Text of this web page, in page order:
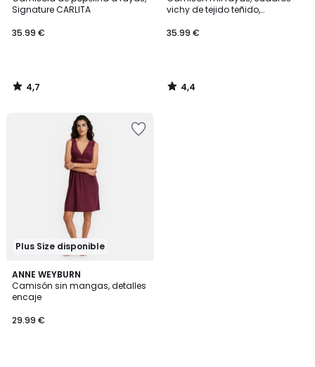
Signature CARLITA
35.99 €
4,7
/
vichy de tejido teñido,
35.99 €
4,4
/
Plus Size disponible
ANNE WEYBURN
Camisón sin mangas, detalles
encaje
29.99 €
4,1
/ 5